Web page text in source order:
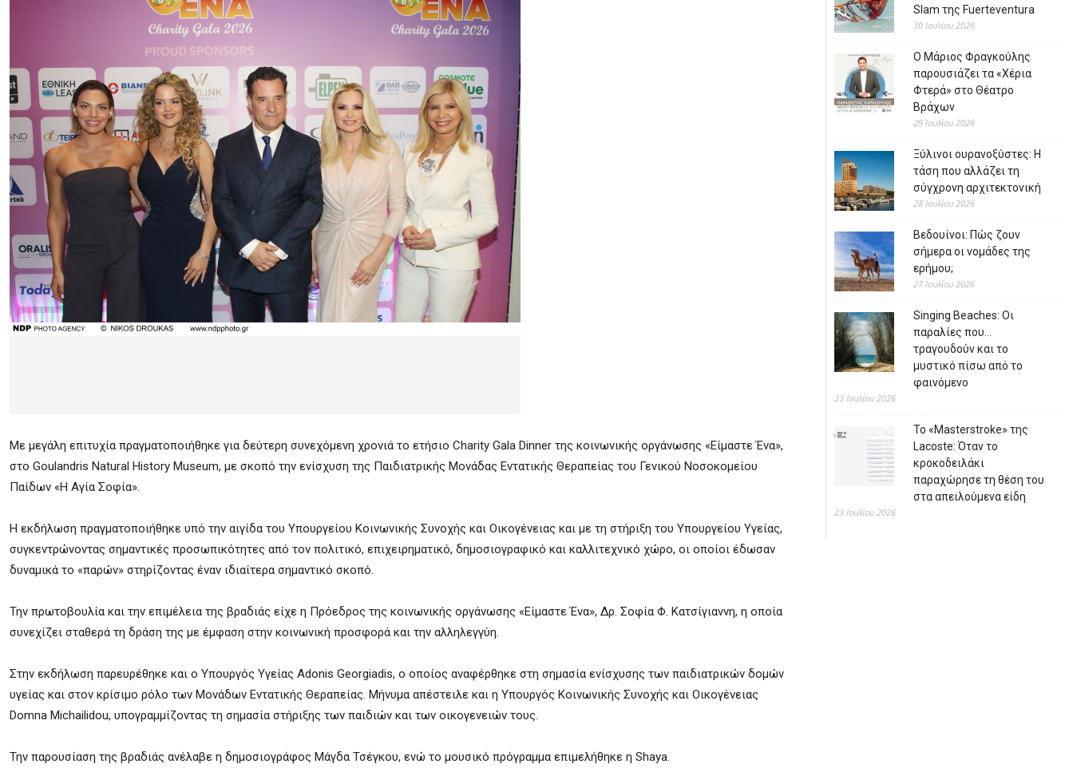
Με μεγάλη επιτυχία πραγματοποιήθηκε για δεύτερη συνεχόμενη χρονιά το ετήσιο Charity Gala Dinner της κοινωνικής οργάνωσης «Είμαστε Ένα»,
στο Goulandris Natural History Museum, με σκοπό την ενίσχυση της Παιδιατρικής Μονάδας Εντατικής Θεραπείας του Γενικού Νοσοκομείου
Παίδων «Η Αγία Σοφία».
Η εκδήλωση πραγματοποιήθηκε υπό την αιγίδα του Υπουργείου Κοινωνικής Συνοχής και Οικογένειας και με τη στήριξη του Υπουργείου Υγείας,
συγκεντρώνοντας σημαντικές προσωπικότητες από τον πολιτικό, επιχειρηματικό, δημοσιογραφικό και καλλιτεχνικό χώρο, οι οποίοι έδωσαν
δυναμικά το «παρών» στηρίζοντας έναν ιδιαίτερα σημαντικό σκοπό.
Την πρωτοβουλία και την επιμέλεια της βραδιάς είχε η Πρόεδρος της κοινωνικής οργάνωσης «Είμαστε Ένα», Δρ. Σοφία Φ. Κατσίγιαννη, η οποία
συνεχίζει σταθερά τη δράση της με έμφαση στην κοινωνική προσφορά και την αλληλεγγύη.
Στην εκδήλωση παρευρέθηκε και ο Υπουργός Υγείας Adonis Georgiadis, ο οποίος αναφέρθηκε στη σημασία ενίσχυσης των παιδιατρικών δομών
υγείας και στον κρίσιμο ρόλο των Μονάδων Εντατικής Θεραπείας. Μήνυμα απέστειλε και η Υπουργός Κοινωνικής Συνοχής και Οικογένειας
Domna Michailidou, υπογραμμίζοντας τη σημασία στήριξης των παιδιών και των οικογενειών τους.
Την παρουσίαση της βραδιάς ανέλαβε η δημοσιογράφος Mάγδα Τσέγκου, ενώ το μουσικό πρόγραμμα επιμελήθηκε η Shaya.
Slam της Fuerteventura
30 Ιουλίου 2026
Ο Μάριος Φραγκούλης
παρουσιάζει τα «Χέρια
Φτερά» στο Θέατρο
Βράχων
29 Ιουλίου 2026
Ξύλινοι ουρανοξύστες: Η
τάση που αλλάζει τη
σύγχρονη αρχιτεκτονική
28 Ιουλίου 2026
Βεδουίνοι: Πώς ζουν
σήμερα οι νομάδες της
ερήμου;
27 Ιουλίου 2026
Singing Beaches: Οι
παραλίες που…
τραγουδούν και το
μυστικό πίσω από το
φαινόμενο
23 Ιουλίου 2026
Το «Masterstroke» της
Lacoste: Όταν το
κροκοδειλάκι
παραχώρησε τη θέση του
στα απειλούμενα είδη
23 Ιουλίου 2026